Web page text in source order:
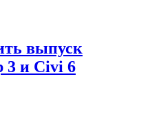
выпуск
3 и Civi 6